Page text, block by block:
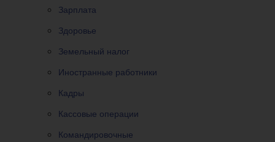
Зарплата
Здоровье
Земельный налог
Иностранные работники
Кадры
Кассовые операции
Командировочные